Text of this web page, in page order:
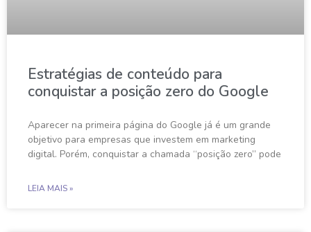
Estratégias de conteúdo para
conquistar a posição zero do Google
Aparecer na primeira página do Google já é um grande
objetivo para empresas que investem em marketing
digital. Porém, conquistar a chamada “posição zero” pode
LEIA MAIS »